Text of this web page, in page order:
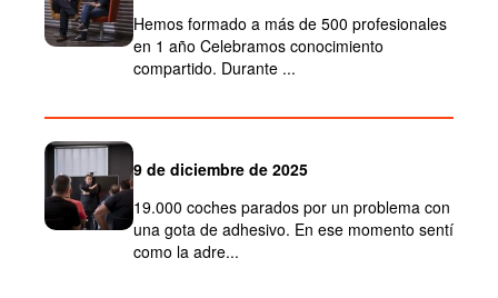
Hemos formado a más de 500 profesionales
en 1 año Celebramos conocimiento
compartido. Durante ...
9 de diciembre de 2025
19.000 coches parados por un problema con
una gota de adhesivo. En ese momento sentí
como la adre...